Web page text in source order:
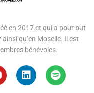
en 2017 et qui a pour but
qu’en Moselle. Il est
bénévoles.